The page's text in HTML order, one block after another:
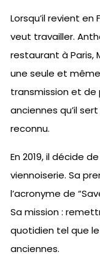
Lorsqu’il revient en
veut travailler.
restaurant à Paris,
une seule et
transmission et de
anciennes qu’il
reconnu.
En 2019, il décide
viennoiserie. Sa
l’acronyme de
Sa mission :
quotidien tel que
anciennes.